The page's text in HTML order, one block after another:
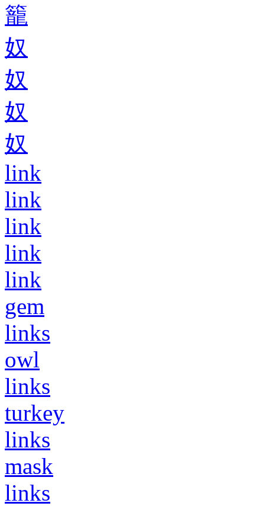
籠
奴
奴
奴
奴
link
link
link
link
link
gem
links
owl
links
turkey
links
mask
links